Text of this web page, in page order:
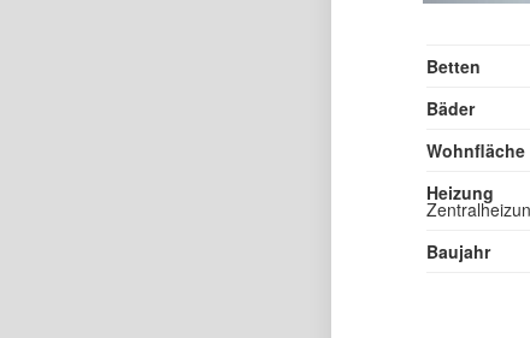
Betten
Bäder
Wohnfläche
Heizung
Baujahr